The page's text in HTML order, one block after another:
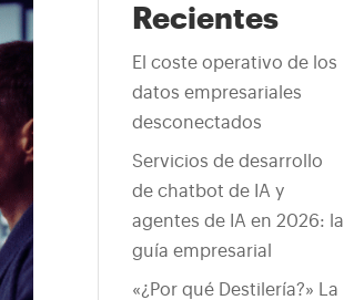
Recientes
El coste operativo de los
datos empresariales
desconectados
Servicios de desarrollo
de chatbot de IA y
agentes de IA en 2026: la
guía empresarial
«¿Por qué Destilería?» La